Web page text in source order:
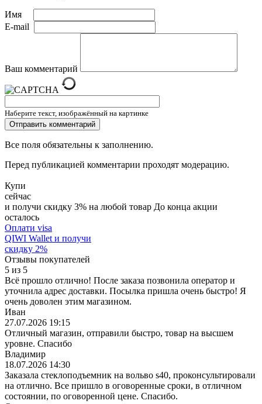
Имя
E-mail
Ваш комментарий
Наберите текст, изображённый на картинке
Все поля обязательны к заполнению.
Перед публикацией комментарии проходят модерацию.
Купи
сейчас
и получи скидку 3% на любой товар До конца акции
осталось
Оплати visa
QIWI Walletи получи
скидку 2%
Отзывы покупателей
5 из 5
Всё прошло отлично! После заказа позвонила оператор и
уточнила адрес доставки. Посылка пришла очень быстро! Я
очень доволен этим магазином.
Иван
27.07.2026 19:15
Отличный магазин, отправили быстро, товар на высшем
уровне. Спасибо
Владимир
18.07.2026 14:30
Заказала стеклоподъемник на вольво s40, проконсультировали
на отлично. Все пришло в оговоренные сроки, в отличном
состоянии, по оговоренной цене. Спасибо.